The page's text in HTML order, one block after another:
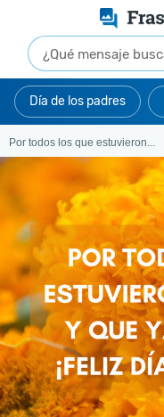
Día de los padres
Por todos los que estuvieron...